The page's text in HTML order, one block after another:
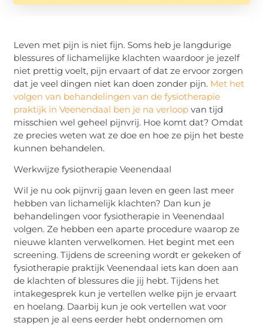
Leven met pijn is niet fijn. Soms heb je langdurige
blessures of lichamelijke klachten waardoor je jezelf
niet prettig voelt, pijn ervaart of dat ze ervoor zorgen
dat je veel dingen niet kan doen zonder pijn. Met het
volgen van behandelingen van de fysiotherapie
praktijk in Veenendaal ben je na verloop van tijd
misschien wel geheel pijnvrij. Hoe komt dat? Omdat
ze precies weten wat ze doe en hoe ze pijn het beste
kunnen behandelen.
Werkwijze fysiotherapie Veenendaal
Wil je nu ook pijnvrij gaan leven en geen last meer
hebben van lichamelijk klachten? Dan kun je
behandelingen voor fysiotherapie in Veenendaal
volgen. Ze hebben een aparte procedure waarop ze
nieuwe klanten verwelkomen. Het begint met een
screening. Tijdens de screening wordt er gekeken of
fysiotherapie praktijk Veenendaal iets kan doen aan
de klachten of blessures die jij hebt. Tijdens het
intakegesprek kun je vertellen welke pijn je ervaart
en hoelang. Daarbij kun je ook vertellen wat voor
stappen je al eens eerder hebt ondernomen om